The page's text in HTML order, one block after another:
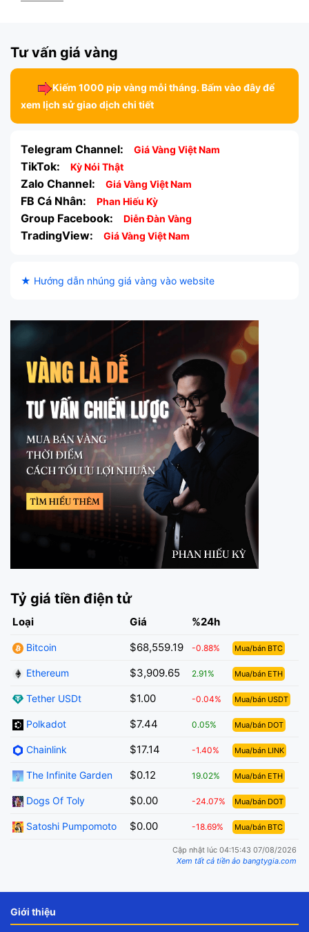
Tư vấn giá vàng
Kiếm 1000 pip vàng mỗi tháng. Bấm vào đây để
xem lịch sử giao dịch chi tiết
Telegram Channel: Giá Vàng Việt Nam
TikTok: Kỳ Nói Thật
Zalo Channel: Giá Vàng Việt Nam
FB Cá Nhân: Phan Hiếu Kỳ
Group Facebook: Diễn Đàn Vàng
TradingView: Giá Vàng Việt Nam
★ Hướng dẫn nhúng giá vàng vào website
Tỷ giá tiền điện tử
Loại Giá %24h
Bitcoin $68,559.19 -0.88% Mua/bán BTC
Ethereum $3,909.65 2.91% Mua/bán ETH
Tether USDt $1.00 -0.04% Mua/bán USDT
Polkadot $7.44 0.05% Mua/bán DOT
Chainlink $17.14 -1.40% Mua/bán LINK
The Infinite Garden $0.12 19.02% Mua/bán ETH
Dogs Of Toly $0.00 -24.07% Mua/bán DOT
Satoshi Pumpomoto $0.00 -18.69% Mua/bán BTC
Cập nhật lúc 04:15:43 07/08/2026
Xem tất cả tiền ảo bangtygia.com
Giới thiệu